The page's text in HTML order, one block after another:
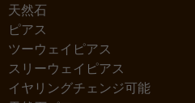
天然石
ピアス
ツーウェイピアス
スリーウェイピアス
イヤリングチェンジ可能